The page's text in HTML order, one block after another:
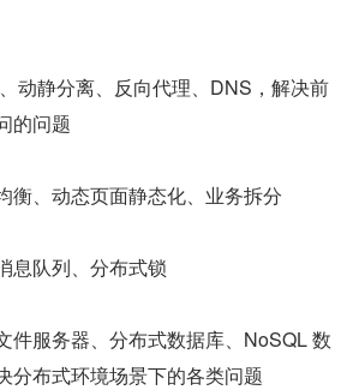
动静分离、反向代理、DNS，解决前
的问题
衡、动态页面静态化、业务拆分
息队列、分布式锁
件服务器、分布式数据库、NoSQL 数
分布式环境场景下的各类问题